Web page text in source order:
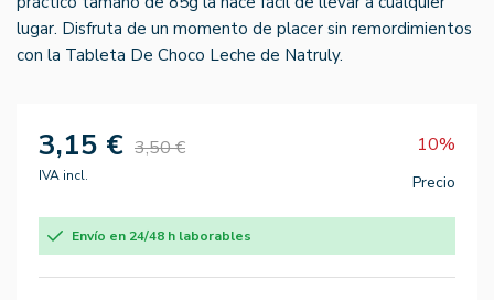
lugar. Disfruta de un momento de placer sin remordimientos
con la Tableta De Choco Leche de Natruly.
3,15 € 3,50 € 10%
IVA incl. Precio
Envío en 24/48 h laborables